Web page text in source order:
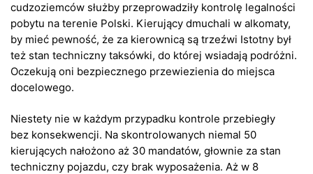
cudzoziemców służby przeprowadziły kontrolę legalności
pobytu na terenie Polski. Kierujący dmuchali w alkomaty,
by mieć pewność, że za kierownicą są trzeźwi Istotny był
też stan techniczny taksówki, do której wsiadają podróżni.
Oczekują oni bezpiecznego przewiezienia do miejsca
docelowego.
Niestety nie w każdym przypadku kontrole przebiegły
bez konsekwencji. Na skontrolowanych niemal 50
kierujących nałożono aż 30 mandatów, głownie za stan
techniczny pojazdu, czy brak wyposażenia. Aż w 8